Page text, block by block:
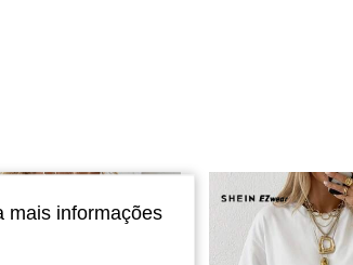
4,88 6.4K
mais informações